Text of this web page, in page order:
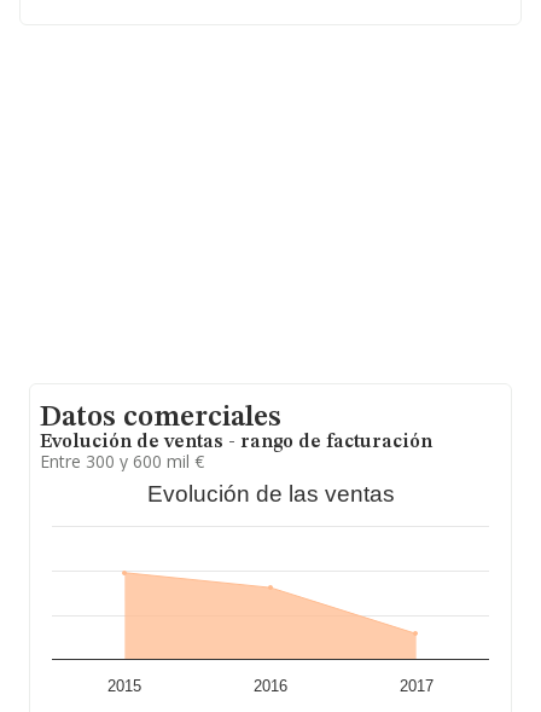
Datos comerciales
Evolución de ventas - rango de facturación
Entre 300 y 600 mil €
Evolución de las ventas
2015 2016 2017